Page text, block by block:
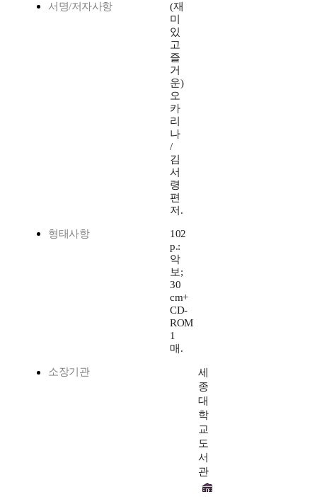
서명/저자사항
(재
미
있
고
즐
거
운)
오
카
리
나
/
김
서
령
편
저.
형태사항
102
p.:
악
보;
30
cm+
CD-
ROM
1
매.
소장기관
세
종
대
학
교
도
서
관